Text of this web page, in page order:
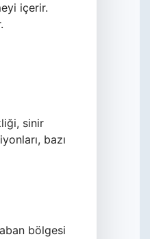
içerir.
sinir
bazı
bölgesi